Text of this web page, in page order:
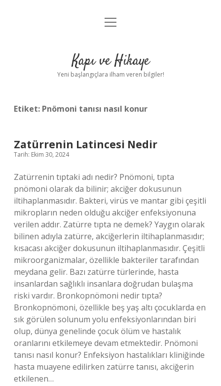
Anasayfa
Yasal Uyarı
menüyü
Kapı ve Hikaye
Yeni başlangıçlara ilham veren bilgiler!
Etiket: Pnömoni tanısı nasıl konur
Zatürrenin Latincesi Nedir
Tarih: Ekim 30, 2024
Zatürrenin tıptaki adı nedir? Pnömoni, tıpta
pnömoni olarak da bilinir; akciğer dokusunun
iltihaplanmasıdır. Bakteri, virüs ve mantar gibi çeşitli
mikropların neden olduğu akciğer enfeksiyonuna
verilen addır. Zatürre tıpta ne demek? Yaygın olarak
bilinen adıyla zatürre, akciğerlerin iltihaplanmasıdır;
kısacası akciğer dokusunun iltihaplanmasıdır. Çeşitli
mikroorganizmalar, özellikle bakteriler tarafından
meydana gelir. Bazı zatürre türlerinde, hasta
insanlardan sağlıklı insanlara doğrudan bulaşma
riski vardır. Bronkopnömoni nedir tıpta?
Bronkopnömoni, özellikle beş yaş altı çocuklarda en
sık görülen solunum yolu enfeksiyonlarından biri
olup, dünya genelinde çocuk ölüm ve hastalık
oranlarını etkilemeye devam etmektedir. Pnömoni
tanısı nasıl konur? Enfeksiyon hastalıkları kliniğinde
hasta muayene edilirken zatürre tanısı, akciğerin
etkilenen…